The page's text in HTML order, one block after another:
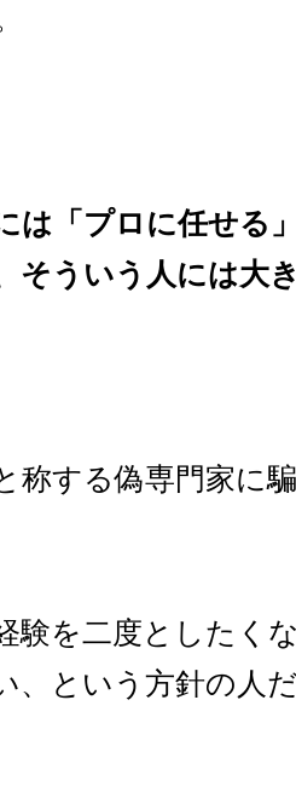
は「プロに任せる
そういう人には大
称する偽専門家に
験を二度としたく
、という方針の人